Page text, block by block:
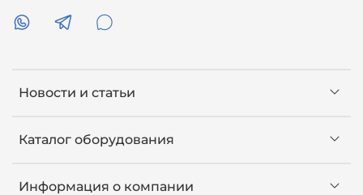
Новости и статьи
Каталог оборудования
Информация о компании